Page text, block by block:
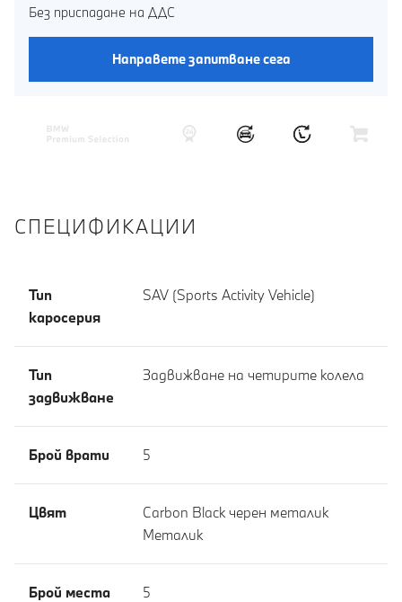
Без приспадане на ДДС
Направете запитване сега
СПЕЦИФИКАЦИИ
Тип
каросерия
SAV (Sports Activity Vehicle)
Тип
задвижване
Задвижване на четирите колела
Брой врати 5
Цвят
Carbon Black черен металик
Meталик
Брой места 5